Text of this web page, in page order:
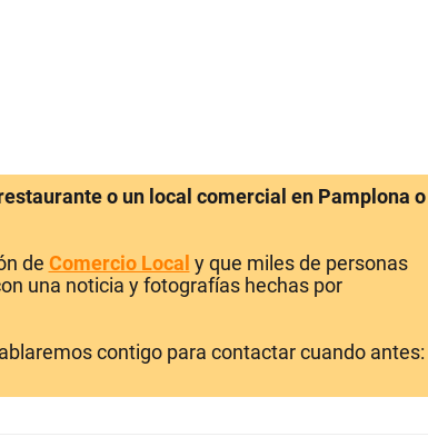
o un local comercial en Pamplona o
de Comercio Local y que miles de personas
una noticia y fotografías hechas por
contigo para contactar cuando antes: